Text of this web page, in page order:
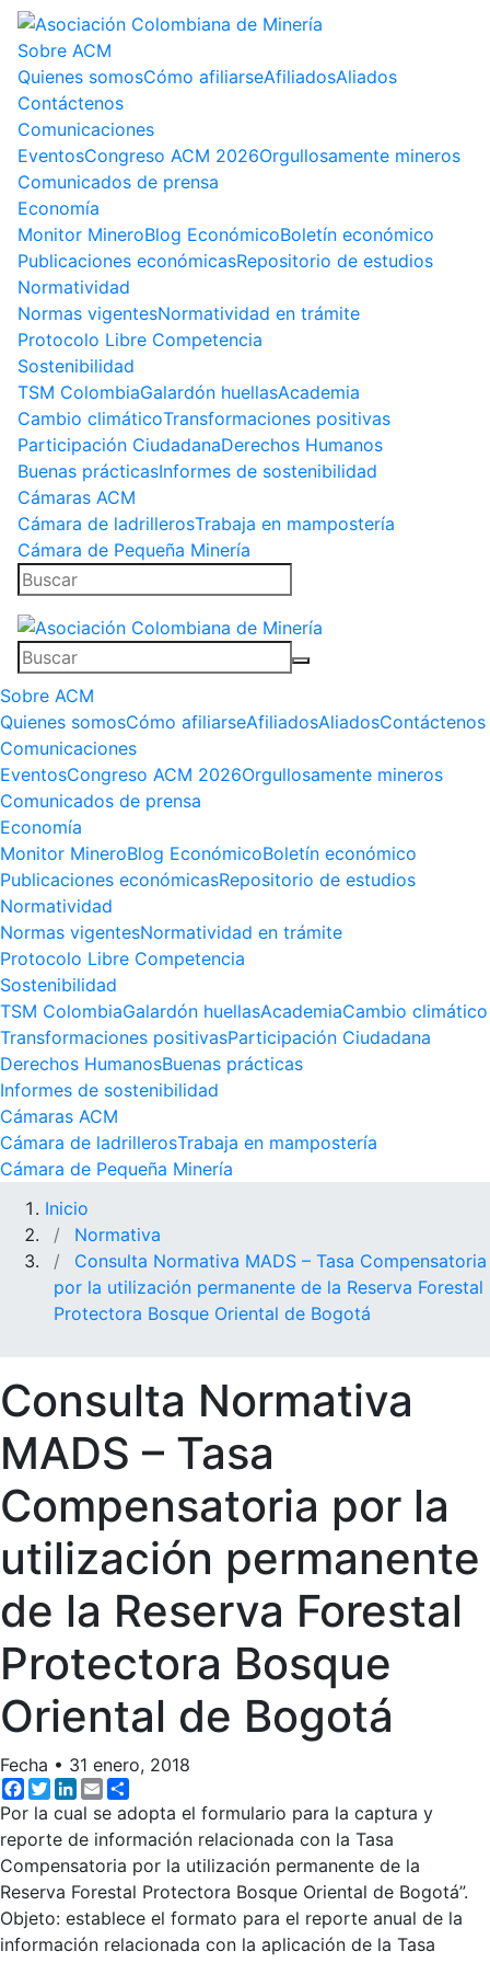
Sobre ACM
Quienes somosCómo afiliarseAfiliadosAliados
Contáctenos
Comunicaciones
EventosCongreso ACM 2026Orgullosamente mineros
Comunicados de prensa
Economía
Monitor MineroBlog EconómicoBoletín económico
Publicaciones económicasRepositorio de estudios
Normatividad
Normas vigentesNormatividad en trámite
Protocolo Libre Competencia
Sostenibilidad
TSM ColombiaGalardón huellasAcademia
Cambio climáticoTransformaciones positivas
Participación CiudadanaDerechos Humanos
Buenas prácticasInformes de sostenibilidad
Cámaras ACM
Cámara de ladrillerosTrabaja en mampostería
Cámara de Pequeña Minería
Sobre ACM
Quienes somosCómo afiliarseAfiliadosAliadosContáctenos
Comunicaciones
EventosCongreso ACM 2026Orgullosamente mineros
Comunicados de prensa
Economía
Monitor MineroBlog EconómicoBoletín económico
Publicaciones económicasRepositorio de estudios
Normatividad
Normas vigentesNormatividad en trámite
Protocolo Libre Competencia
Sostenibilidad
TSM ColombiaGalardón huellasAcademiaCambio climático
Transformaciones positivasParticipación Ciudadana
Derechos HumanosBuenas prácticas
Informes de sostenibilidad
Cámaras ACM
Cámara de ladrillerosTrabaja en mampostería
Cámara de Pequeña Minería
Inicio
Normativa
Consulta Normativa MADS – Tasa Compensatoria
por la utilización permanente de la Reserva Forestal
Protectora Bosque Oriental de Bogotá
Consulta Normativa
MADS – Tasa
Compensatoria por la
utilización permanente
de la Reserva Forestal
Protectora Bosque
Oriental de Bogotá
Fecha • 31 enero, 2018
Facebook
TwitterLinkedIn
Email
Por la cual se adopta el formulario para la captura y
reporte de información relacionada con la Tasa
Compensatoria por la utilización permanente de la
Reserva Forestal Protectora Bosque Oriental de Bogotá”.
Objeto: establece el formato para el reporte anual de la
información relacionada con la aplicación de la Tasa